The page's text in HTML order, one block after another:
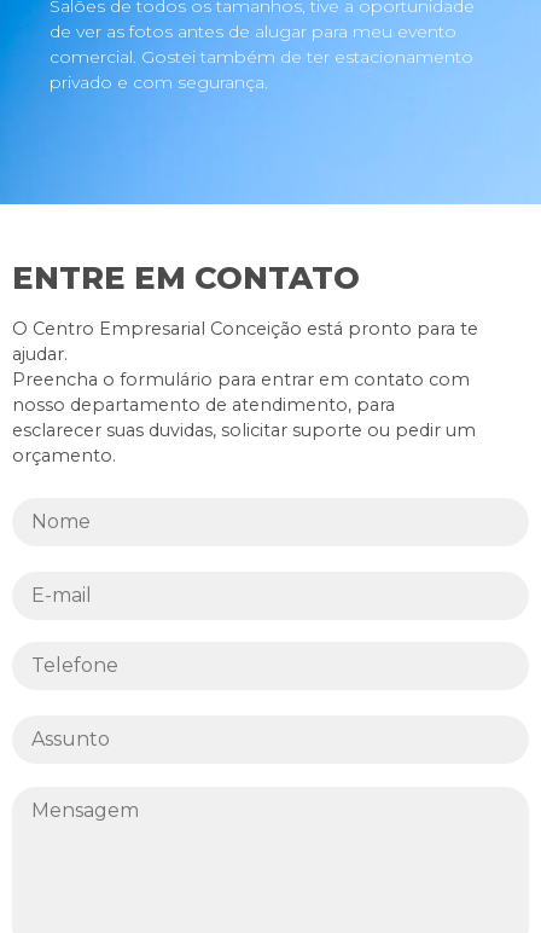
Salões de todos os tamanhos, tive a oportunidade
de ver as fotos antes de alugar para meu evento
comercial. Gostei também de ter estacionamento
privado e com segurança.
ENTRE EM CONTATO
O Centro Empresarial Conceição está pronto para te
ajudar.
Preencha o formulário para entrar em contato com
nosso departamento de atendimento, para
esclarecer suas duvidas, solicitar suporte ou pedir um
orçamento.